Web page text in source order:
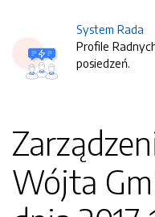
System Rada
Profile
posiedzeń.
Wójta